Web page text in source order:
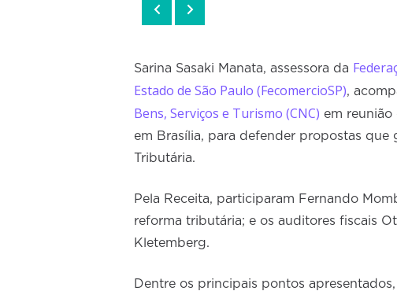
Sarina Sasaki Manata, assessora da
Estado de São Paulo (FecomercioSP),
Bens, Serviços e Turismo (CNC) em reunião
em Brasília, para defender propostas que
Tributária.
Pela Receita, participaram Fernando
reforma tributária; e os auditores fiscais
Kletemberg.
Dentre os principais pontos